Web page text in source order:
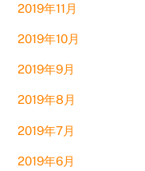
2019年11月
2019年10月
2019年9月
2019年8月
2019年7月
2019年6月